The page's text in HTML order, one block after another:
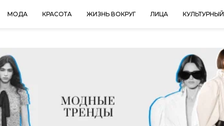
МОДА КРАСОТА ЖИЗНЬ ВОКРУГ ЛИЦА